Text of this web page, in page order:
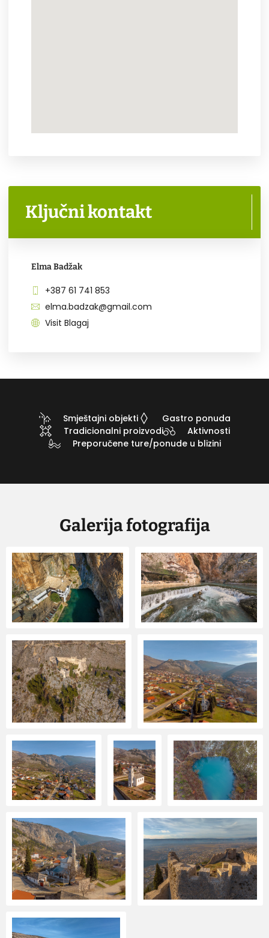
Ključni kontakt
Elma Badžak
+387 61 741 853
elma.badzak@gmail.com
Visit Blagaj
Smještajni objekti
Gastro ponuda
Tradicionalni proizvodi
Aktivnosti
Preporučene ture/ponude u blizini
Galerija fotografija